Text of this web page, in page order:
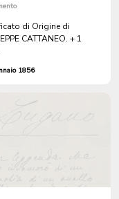
di Origine di
CATTANEO. + 1
1856